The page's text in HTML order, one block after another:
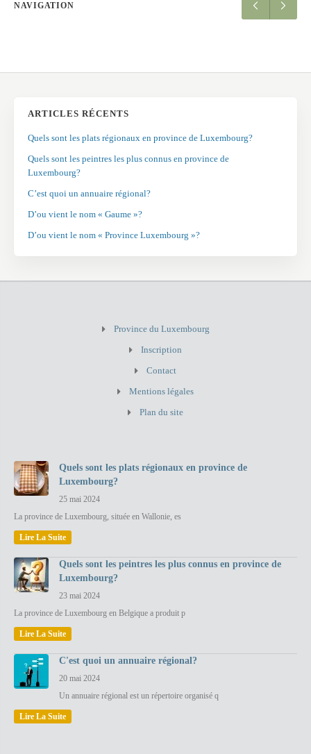
NAVIGATION
ARTICLES RÉCENTS
Quels sont les plats régionaux en province de Luxembourg?
Quels sont les peintres les plus connus en province de
Luxembourg?
C’est quoi un annuaire régional?
D’ou vient le nom « Gaume »?
D’ou vient le nom « Province Luxembourg »?
Province du Luxembourg
Inscription
Contact
Mentions légales
Plan du site
Quels sont les plats régionaux en province de
Luxembourg?
25 mai 2024
La province de Luxembourg, située en Wallonie, es
Lire La Suite
Quels sont les peintres les plus connus en province de
Luxembourg?
23 mai 2024
La province de Luxembourg en Belgique a produit p
Lire La Suite
C'est quoi un annuaire régional?
20 mai 2024
Un annuaire régional est un répertoire organisé q
Lire La Suite